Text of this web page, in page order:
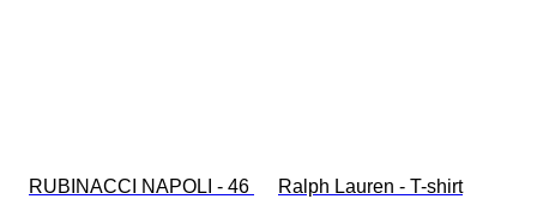
RUBINACCI NAPOLI - 46
Ralph Lauren - T-shirt